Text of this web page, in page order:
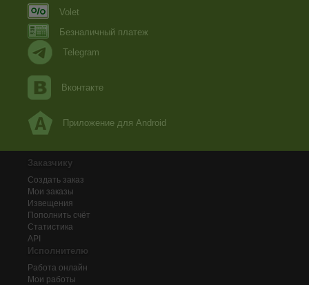
Volet
Безналичный платеж
Telegram
Вконтакте
Приложение для Android
Заказчику
Создать заказ
Мои заказы
Извещения
Пополнить счёт
Статистика
API
Исполнителю
Работа онлайн
Мои работы